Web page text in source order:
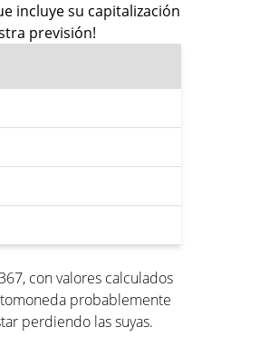
incluye su capitalización
previsión!
con valores calculados
probablemente
perdiendo las suyas.